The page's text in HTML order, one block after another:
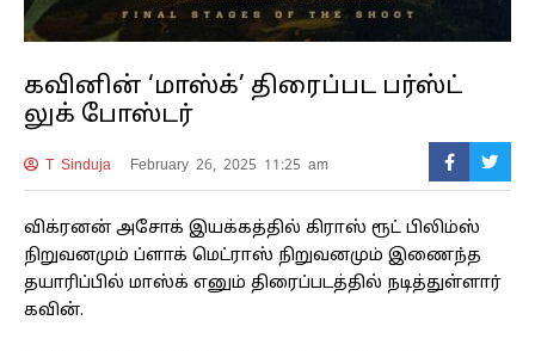
கவினின் ‘மாஸ்க்’ திரைப்பட பர்ஸ்ட்
லுக் போஸ்டர்
T Sinduja February 26, 2025 11:25 am
விக்ரனன் அசோக் இயக்கத்தில் கிராஸ் ரூட் பிலிம்ஸ்
நிறுவனமும் ப்ளாக் மெட்ராஸ் நிறுவனமும் இணைந்த
தயாரிப்பில் மாஸ்க் எனும் திரைப்படத்தில் நடித்துள்ளார்
கவின்.